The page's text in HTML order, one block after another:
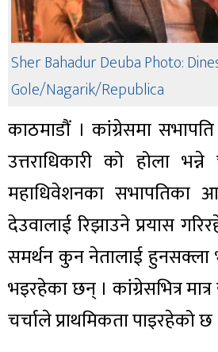
Sher Bahadur Deuba Photo:
Gole/Nagarik/Republica
काठमाडौं । कांग्रेसमा
उत्तराधिकारी को होला
महाधिवेशनका सभापतिका
देउवालाई रिझाउने प्रयास
समर्थन कुन नेतालाई हुनसक्ला
भइरहेका छन् । कांग्रेसभित्र मात्र
चर्चाले प्राथमिकता पाइरहेको छ